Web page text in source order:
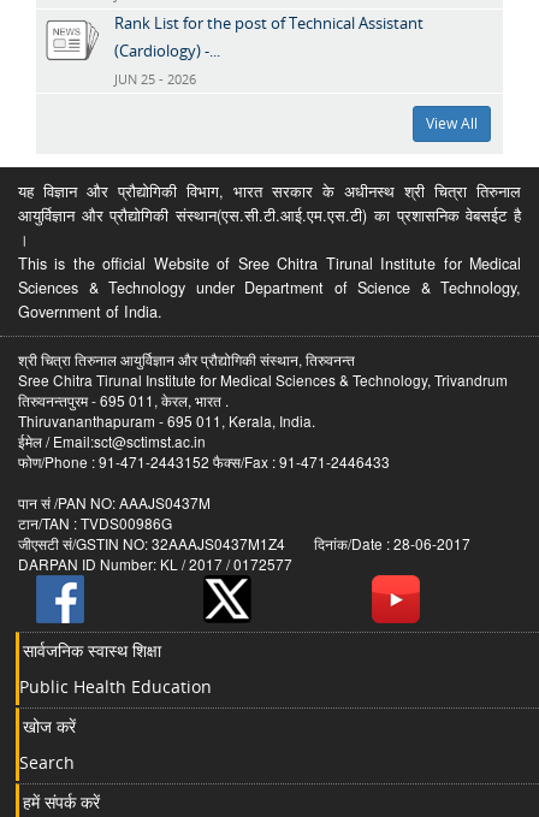
Rank List for the post of Technical Assistant
(Cardiology) -...
JUN 25 - 2026
View All
यह विज्ञान और प्रौद्योगिकी विभाग, भारत सरकार के अधीनस्थ श्री चित्रा तिरुनाल
आयुर्विज्ञान और प्रौद्योगिकी संस्थान(एस.सी.टी.आई.एम.एस.टी) का प्रशासनिक वेबसईट है
।
This is the official Website of Sree Chitra Tirunal Institute for Medical
Sciences & Technology under Department of Science & Technology,
Government of India.
श्री चित्रा तिरुनाल आयुर्विज्ञान और प्रौद्योगिकी संस्थान, तिरुवनन्त
Sree Chitra Tirunal Institute for Medical Sciences & Technology, Trivandrum
तिरुवनन्तपुरम - 695 011, केरल, भारत .
Thiruvananthapuram - 695 011, Kerala, India.
ईमेल / Email:sct@sctimst.ac.in
फोण/Phone : 91-471-2443152 फैक्स/Fax : 91-471-2446433
पान सं /PAN NO: AAAJS0437M
टान/TAN : TVDS00986G
जीएसटी सं/GSTIN NO: 32AAAJS0437M1Z4 दिनांक/Date : 28-06-2017
DARPAN ID Number: KL / 2017 / 0172577
सार्वजनिक स्वास्थ शिक्षा
Public Health Education
खोज करें
Search
हमें संपर्क करें